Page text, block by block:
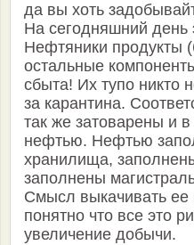
да вы хоть
На сегодняшний день
Нефтяники продукты
остальные
сбыта! Их тупо никто
за карантина.
так же затоварены и
нефтью. Нефтью
хранилища,
заполнены
Смысл выкачивать
понятно что все это
увеличение добычи.